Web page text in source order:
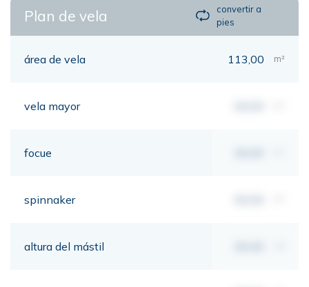
Plan de vela
convertir a
pies
área de vela 113,00 m²
vela mayor
focue
spinnaker
altura del mástil